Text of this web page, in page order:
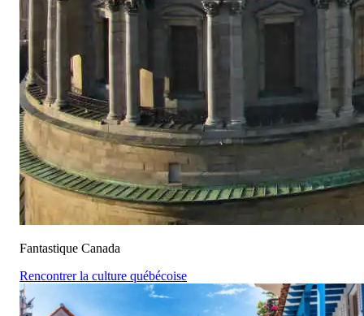
Fantastique Canada
Rencontrer la culture québécoise